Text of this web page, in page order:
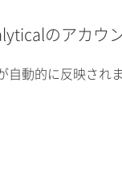
のアカウ
動的に反映され